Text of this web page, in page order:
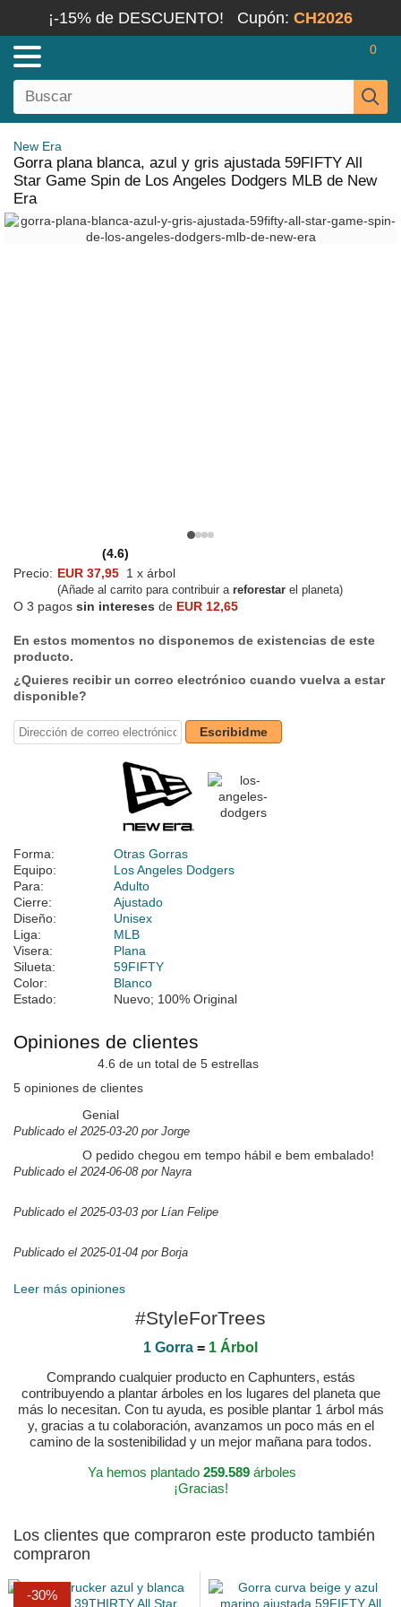
¡-15% de DESCUENTO! Cupón: CH2026
0
New Era
Gorra plana blanca, azul y gris ajustada 59FIFTY All
Star Game Spin de Los Angeles Dodgers MLB de New
Era
(4.6)
Precio: EUR 37,95 1 x árbol
(Añade al carrito para contribuir a reforestar el planeta)
O 3 pagos sin intereses de EUR 12,65
En estos momentos no disponemos de existencias de este
producto.
¿Quieres recibir un correo electrónico cuando vuelva a estar
disponible?
Escribidme
Forma:
Otras Gorras
Equipo:
Los Angeles Dodgers
Para:
Adulto
Cierre:
Ajustado
Diseño:
Unisex
Liga:
MLB
Visera:
Plana
Silueta:
59FIFTY
Color:
Blanco
Estado:
Nuevo; 100% Original
Opiniones de clientes
4.6 de un total de 5 estrellas
5 opiniones de clientes
Genial
Publicado el 2025-03-20 por Jorge
O pedido chegou em tempo hábil e bem embalado!
Publicado el 2024-06-08 por Nayra
Publicado el 2025-03-03 por Lían Felipe
Publicado el 2025-01-04 por Borja
Leer más opiniones
#StyleForTrees
1 Gorra = 1 Árbol
Comprando cualquier producto en Caphunters, estás
contribuyendo a plantar árboles en los lugares del planeta que
más lo necesitan. Con tu ayuda, es posible plantar 1 árbol más
y, gracias a tu colaboración, avanzamos un poco más en el
camino de la sostenibilidad y un mejor mañana para todos.
Ya hemos plantado 259.589 árboles
¡Gracias!
Los clientes que compraron este producto también
compraron
-30%